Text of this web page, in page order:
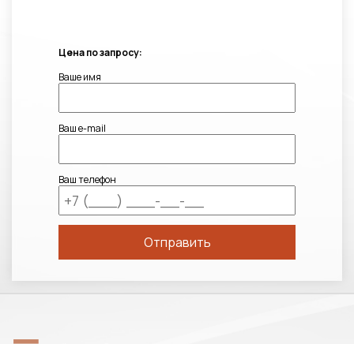
Цена по запросу:
Ваше имя
Ваш e-mail
Ваш телефон